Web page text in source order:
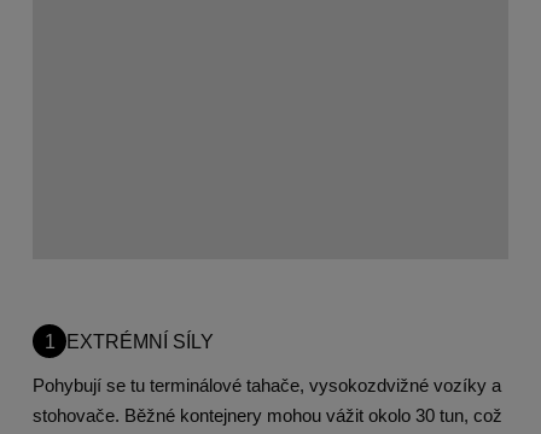
1 EXTRÉMNÍ SÍLY
Pohybují se tu terminálové tahače, vysokozdvižné vozíky a
stohovače. Běžné kontejnery mohou vážit okolo 30 tun, což